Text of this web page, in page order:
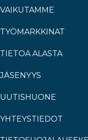
VAIKUTAMME
TYÖMARKKINAT
TIETOA ALASTA
JÄSENYYS
UUTISHUONE
YHTEYSTIEDOT